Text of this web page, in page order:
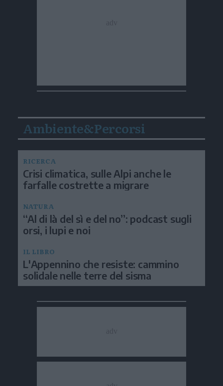
Ambiente&Percorsi
RICERCA
Crisi climatica, sulle Alpi anche le
farfalle costrette a migrare
NATURA
“Al di là del sì e del no”: podcast sugli
orsi, i lupi e noi
IL LIBRO
L'Appennino che resiste: cammino
solidale nelle terre del sisma